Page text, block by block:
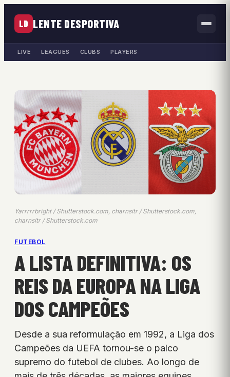
LD LENTE DESPORTIVA
LIVE LEAGUES CLUBS PLAYERS
Yarrrrrbright / Shutterstock.com, charnsitr / Shutterstock.com,
charnsitr / Shutterstock.com
FUTEBOL
A LISTA DEFINITIVA: OS
REIS DA EUROPA NA LIGA
DOS CAMPEÕES
Desde a sua reformulação em 1992, a Liga dos
Campeões da UEFA tornou-se o palco
supremo do futebol de clubes. Ao longo de